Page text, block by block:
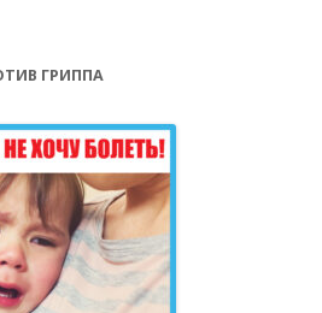
ГРИППА